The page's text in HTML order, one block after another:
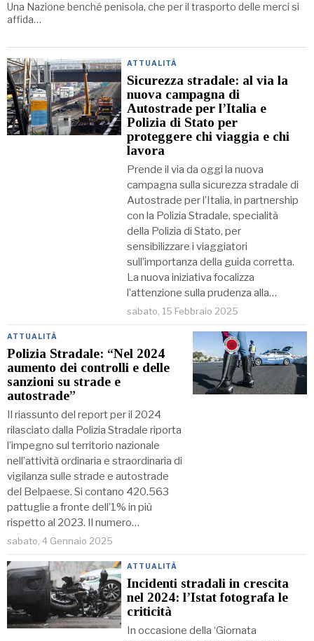
Una Nazione benché penisola, che per il trasporto delle merci si
affida…
ATTUALITÀ
Sicurezza stradale: al via la
nuova campagna di
Autostrade per l’Italia e
Polizia di Stato per
proteggere chi viaggia e chi
lavora
Prende il via da oggi la nuova
campagna sulla sicurezza stradale di
Autostrade per l’Italia, in partnership
con la Polizia Stradale, specialità
della Polizia di Stato, per
sensibilizzare i viaggiatori
sull’importanza della guida corretta.
La nuova iniziativa focalizza
l’attenzione sulla prudenza alla…
sabato, 15 Febbraio 2025
ATTUALITÀ
Polizia Stradale: “Nel 2024
aumento dei controlli e delle
sanzioni su strade e
autostrade”
Il riassunto del report per il 2024
rilasciato dalla Polizia Stradale riporta
l’impegno sul territorio nazionale
nell’attività ordinaria e straordinaria di
vigilanza sulle strade e autostrade
del Belpaese. Si contano 420.563
pattuglie a fronte dell’1% in più
rispetto al 2023. Il numero…
sabato, 4 Gennaio 2025
ATTUALITÀ
Incidenti stradali in crescita
nel 2024: l’Istat fotografa le
criticità
In occasione della ‘Giornata